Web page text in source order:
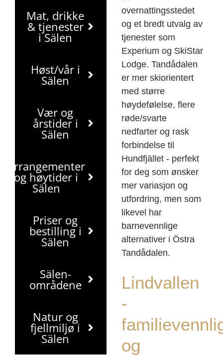
Mat, drikke
& tjenester
i Sälen
Høst/vår i
Sälen
Vær og
årstider i
Sälen
Arrangementer
og høytider i
Sälen
Priser og
bestilling i
Sälen
Sälen-
områdene
Natur og
fjellmiljø i
Sälen
overnattingsstedet
og et bredt utvalg av
tjenester som
Experium og SkiStar
Lodge. Tandådalen
er mer skiorientert
med større
høydefølelse, flere
røde/svarte
nedfarter og rask
forbindelse til
Hundfjället - perfekt
for deg som ønsker
mer variasjon og
utfordring, men som
likevel har
barnevennlige
alternativer i Östra
Tandådalen.
Lindvallen
-
og